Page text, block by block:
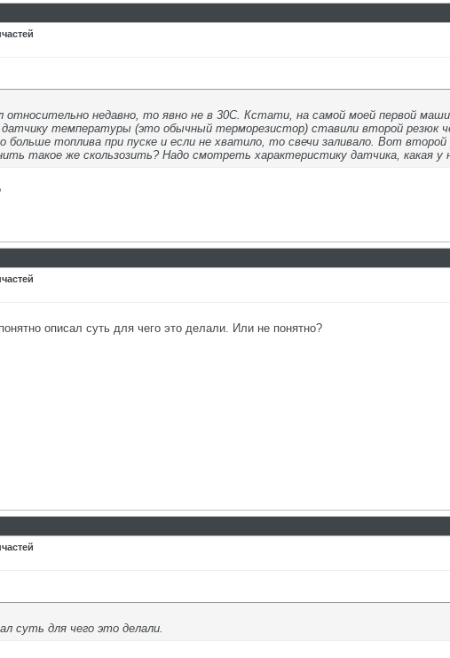
недавно, то явно не в 30С. Кстати, на самой моей первой
датчику температуры (это обычный терморезистор) ставили второй
больше топлива при пуске и если не хватило, то свечи заливало. Вот
такое же скользозить? Надо смотреть характеристику датчика, какая у
описал суть для чего это делали. Или не понятно?
суть для чего это делали.